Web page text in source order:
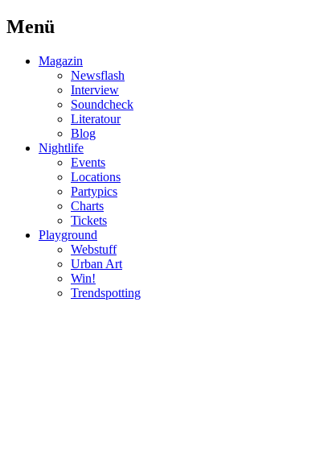
Menü
Magazin
Newsflash
Interview
Soundcheck
Literatour
Blog
Nightlife
Events
Locations
Partypics
Charts
Tickets
Playground
Webstuff
Urban Art
Win!
Trendspotting